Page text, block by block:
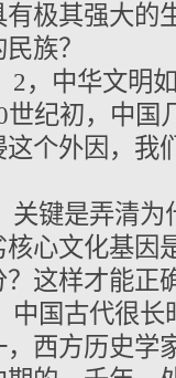
有极其强大的
民族？
2，中华文明
世纪初，中国
这个外因，我
关键是弄清为
核心文化基因
？这样才能正
中国古代很长
西方历史学